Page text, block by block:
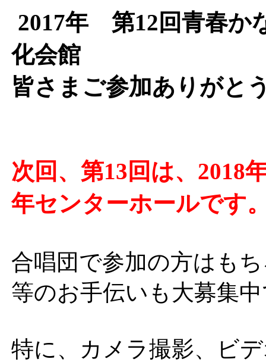
2017年 第12回青春か
化会館
皆さまご参加ありがと
次回、第13回は、2018
年センターホールです
合唱団で参加の方はも
等のお手伝いも大募集
特に、カメラ撮影、ビ